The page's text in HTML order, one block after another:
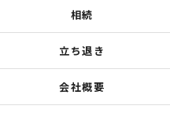
相続
立ち退き
会社概要